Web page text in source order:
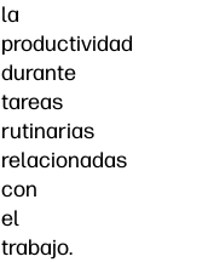
la
productividad
durante
tareas
rutinarias
relacionadas
con
el
trabajo.